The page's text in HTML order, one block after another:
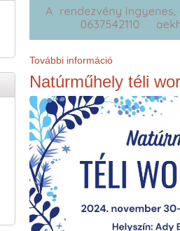
További információ
Natúrműhely téli